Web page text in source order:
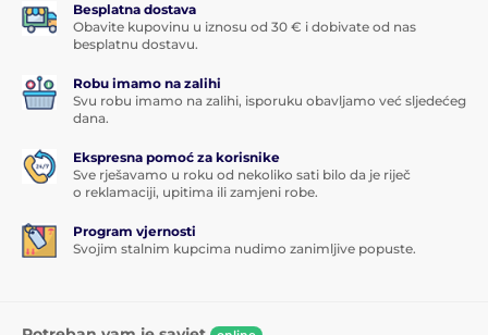
Besplatna dostava
Obavite kupovinu u iznosu od 30 € i dobivate od nas
besplatnu dostavu.
Robu imamo na zalihi
Svu robu imamo na zalihi, isporuku obavljamo već sljedećeg
dana.
Ekspresna pomoć za korisnike
Sve rješavamo u roku od nekoliko sati bilo da je riječ
o reklamaciji, upitima ili zamjeni robe.
Program vjernosti
Svojim stalnim kupcima nudimo zanimljive popuste.